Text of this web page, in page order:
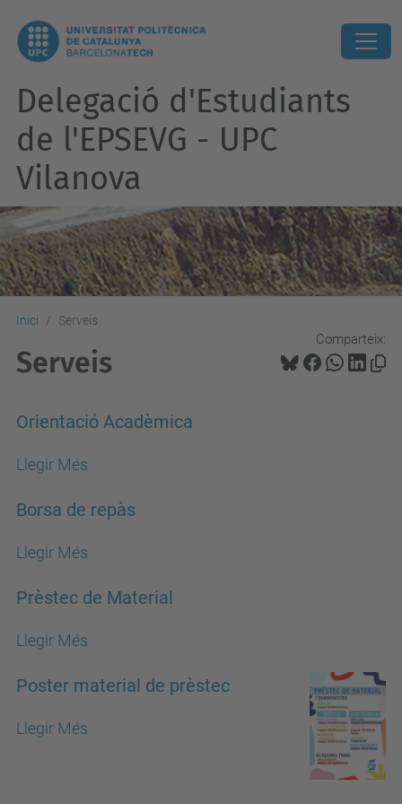
Delegació d'Estudiants
de l'EPSEVG - UPC
Vilanova
Inici Serveis
Comparteix:
Serveis
Orientació Acadèmica
Llegir Més
Borsa de repàs
Llegir Més
Prèstec de Material
Llegir Més
Poster material de prèstec
Llegir Més